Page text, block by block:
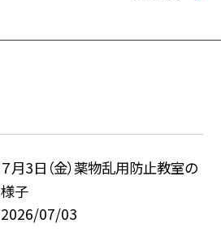
７月3日（金）薬物乱用防止教室の
様子
2026/07/03